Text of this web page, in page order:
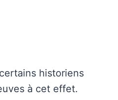
historiens
à cet effet.